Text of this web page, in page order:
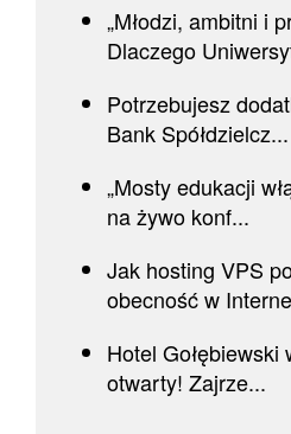
„Młodzi, ambitni i
Dlaczego
Potrzebujesz
Bank Spółdzielcz...
„Mosty edukacji
na żywo konf...
Jak hosting VPS
obecność w
Hotel Gołębiewski
otwarty! Zajrze...